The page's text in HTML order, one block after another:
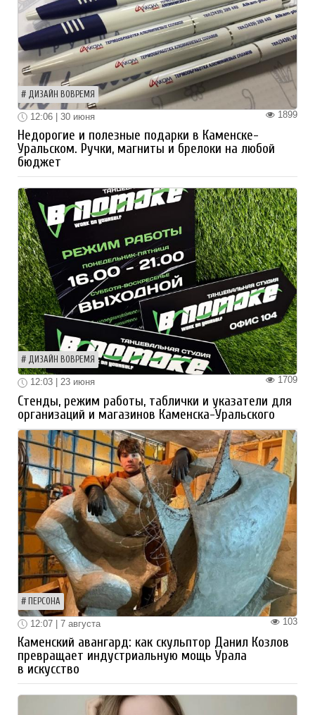
ДИЗАЙН ВОВРЕМЯ
1899
12:06 | 30 июня
Недорогие и полезные подарки в Каменске-
Уральском. Ручки, магниты и брелоки на любой
бюджет
ДИЗАЙН ВОВРЕМЯ
1709
12:03 | 23 июня
Стенды, режим работы, таблички и указатели для
организаций и магазинов Каменска-Уральского
ПЕРСОНА
103
12:07 | 7 августа
Каменский авангард: как скульптор Данил Козлов
превращает индустриальную мощь Урала
в искусство